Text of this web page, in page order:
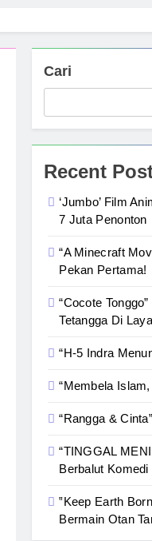
Cari
Recent
‘Jumbo’ Film
7 Juta Penonton
“A Minecraft
Pekan Pertama!
“Cocote
Tetangga Di
“H-5 Indra
“Membela
“Rangga &
“TINGGAL
Berbalut Komedi
‟Keep Earth
Bermain Otan